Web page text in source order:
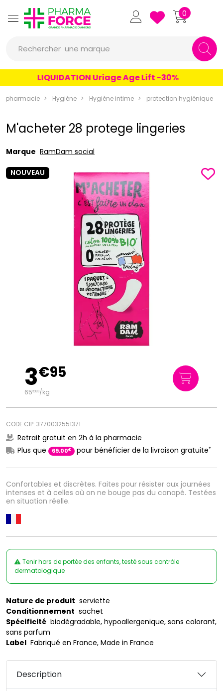
Pharmaforce Grande Pharmacie
0
Rechercher
un produit
une marque
LIQUIDATION Uriage Age Lift -30%
Hygiène Hygiène intime protection hygiénique
M'acheter 28 protege lingeries
Marque RamDam social
NOUVEAU
Confortables et discrètes. Faites pour résister aux journées
intenses et à celles où on ne bouge pas du canapé. Testées
en situation réelle.
3€95
65€83/kg
CODE CIP: 3770032551371
Retrait gratuit en 2h à la pharmacie
Plus que
69,00€ pour bénéficier de la livraison gratuite*
Tenir hors de portée des enfants, testé sous contrôle
dermatologique
Nature de produit serviette
Conditionnement sachet
Spécificité biodégradable, hypoallergenique, sans colorant,
sans parfum
Label Fabriqué en France, Made in France
Description